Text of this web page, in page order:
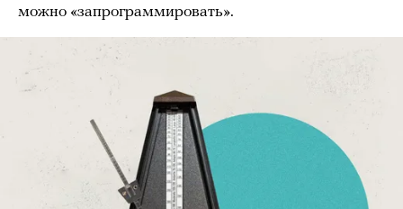
можно «запрограммировать».